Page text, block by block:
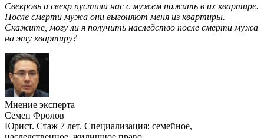
Свекровь и свекр пустили нас с мужем пожить в их квартире.
После смерти мужа они выгоняют меня из квартиры.
Скажите, могу ли я получить наследство после смерти мужа
на эту квартиру?
Мнение эксперта
Семен Фролов
Юрист. Стаж 7 лет. Специализация: семейное,